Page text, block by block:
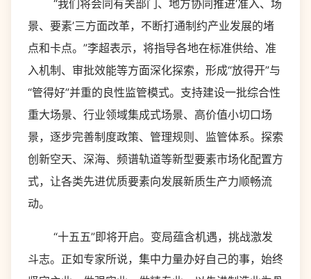
“我们将会同有关部门、地方协同推进‘准入、场
景、要素’三方面改革，不断打通制约产业发展的堵
点和卡点。”李超表示，将指导各地在标准供给、准
入机制、审批效能等方面深化探索，形成“放得开”与
“管得好”并重的良性监管模式。支持建设一批综合性
重大场景、行业领域集成式场景、高价值小切口场
景，逐步完善制度政策、管理规则、监管体系。探索
创新空天、深海、频谱轨道等新型要素市场化配置方
式，让各类先进优质要素向发展新质生产力顺畅流
动。
“十五五”即将开启。变局蕴含机遇，挑战激发
斗志。正如专家所说，集中力量办好自己的事，始终